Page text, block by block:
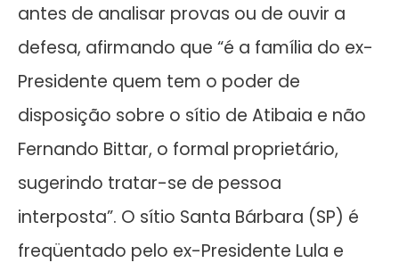
antes de analisar provas ou de ouvir a
defesa, afirmando que “é a família do ex-
Presidente quem tem o poder de
disposição sobre o sítio de Atibaia e não
Fernando Bittar, o formal proprietário,
sugerindo tratar-se de pessoa
interposta”. O sítio Santa Bárbara (SP) é
freqüentado pelo ex-Presidente Lula e